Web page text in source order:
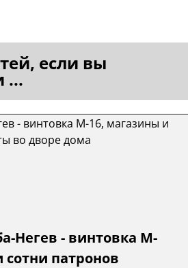
если вы
...
Негев - винтовка M-
патронов